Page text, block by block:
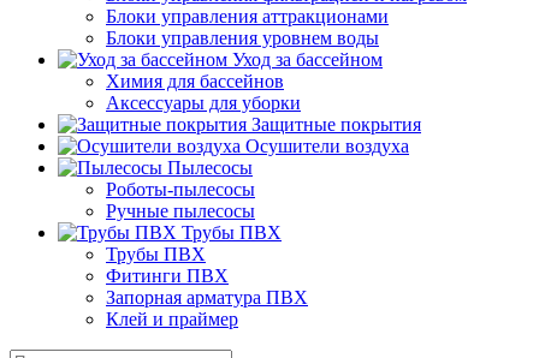
Блоки управления аттракционами
Блоки управления уровнем воды
Уход за бассейном
Химия для бассейнов
Аксессуары для уборки
Защитные покрытия
Осушители воздуха
Пылесосы
Роботы-пылесосы
Ручные пылесосы
Трубы ПВХ
Трубы ПВХ
Фитинги ПВХ
Запорная арматура ПВХ
Клей и праймер